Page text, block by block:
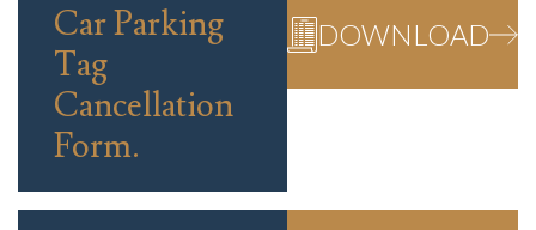
Car Parking
Tag
Cancellation
Form.
DOWNLOAD